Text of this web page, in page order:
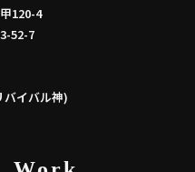
120-4
52-7
バイバル神)